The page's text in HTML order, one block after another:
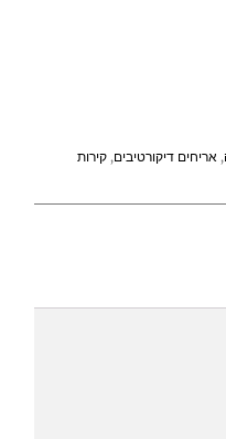
,אריחים דיקורטיבים,קירות